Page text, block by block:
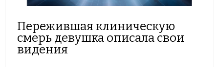
Пережившая клиническую
смерь девушка описала свои
видения